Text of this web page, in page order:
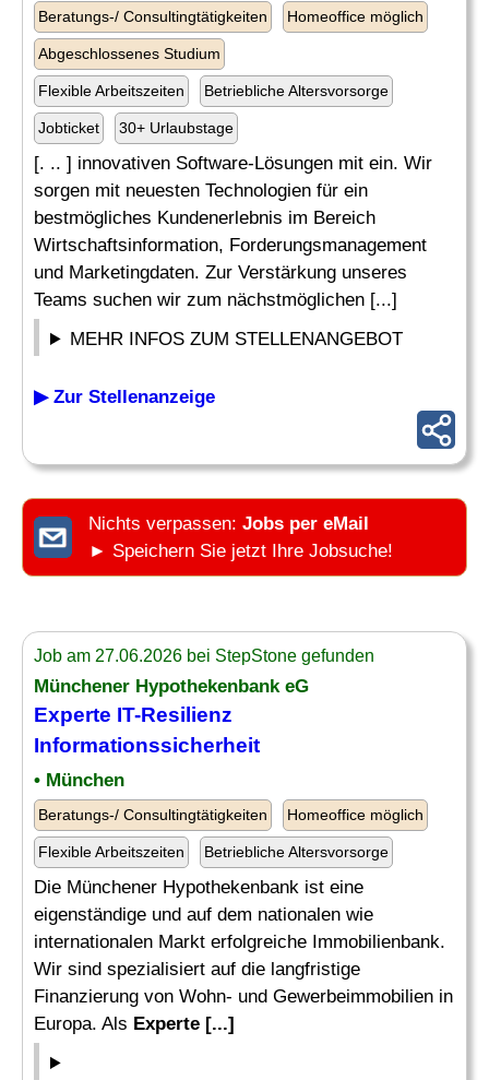
Beratungs-/ Consultingtätigkeiten Homeoffice möglich
Abgeschlossenes Studium
Flexible Arbeitszeiten Betriebliche Altersvorsorge
Jobticket 30+ Urlaubstage
[. .. ] innovativen Software-Lösungen mit ein. Wir
sorgen mit neuesten Technologien für ein
bestmögliches Kundenerlebnis im Bereich
Wirtschaftsinformation, Forderungsmanagement
und Marketingdaten. Zur Verstärkung unseres
Teams suchen wir zum nächstmöglichen [...]
MEHR INFOS ZUM STELLENANGEBOT
▶ Zur Stellenanzeige
Nichts verpassen: Jobs per eMail
► Speichern Sie jetzt Ihre Jobsuche!
Job am 27.06.2026 bei StepStone gefunden
Münchener Hypothekenbank eG
Experte IT-Resilienz
Informationssicherheit
• München
Beratungs-/ Consultingtätigkeiten Homeoffice möglich
Flexible Arbeitszeiten Betriebliche Altersvorsorge
Die Münchener Hypothekenbank ist eine
eigenständige und auf dem nationalen wie
internationalen Markt erfolgreiche Immobilienbank.
Wir sind spezialisiert auf die langfristige
Finanzierung von Wohn- und Gewerbeimmobilien in
Europa. Als Experte [...]